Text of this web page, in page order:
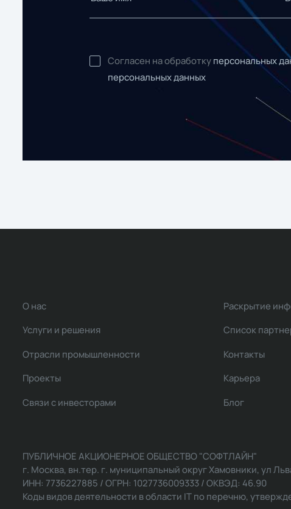
Согласен на обработку персональных
персональных данных
О нас
Услуги и решения
Отрасли промышленности
Проекты
Связи с инвесторами
Раскрытие
Список
Контакты
Карьера
Блог
ПУБЛИЧНОЕ АКЦИОНЕРНОЕ ОБЩЕСТВО "СОФТЛАЙН"
г. Москва, вн.тер. г. муниципальный округ Хамовники, ул
ИНН: 7736227885 / ОГРН: 1027736009333 / ОКВЭД: 46.90
Коды видов деятельности в области IT по перечню,